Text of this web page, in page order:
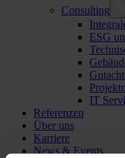
Consulting
ESG
IT
Referenzen
Über uns
Karriere
News & Events